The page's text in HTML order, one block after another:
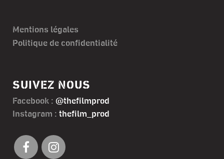
Mentions légales
Politique de confidentialité
SUIVEZ NOUS
Facebook : @thefilmprod
Instagram : thefilm_prod